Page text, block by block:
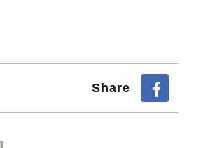
Share